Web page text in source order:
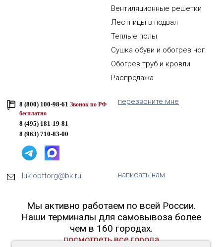
Вентиляционные решетки
Лестницы в подвал
Теплые полы
Сушка обуви и обогрев ног
Обогрев труб и кровли
Распродажа
8 (800) 100-98-61 Звонок по РФ
бесплатно
8 (495) 181-19-81
8 (963) 710-83-00
перезвоните мне
luk-opttorg@bk.ru написать нам
Мы активно работаем по всей России.
Наши терминалы для самовывоза более
чем в 160 городах.
посмотреть все города